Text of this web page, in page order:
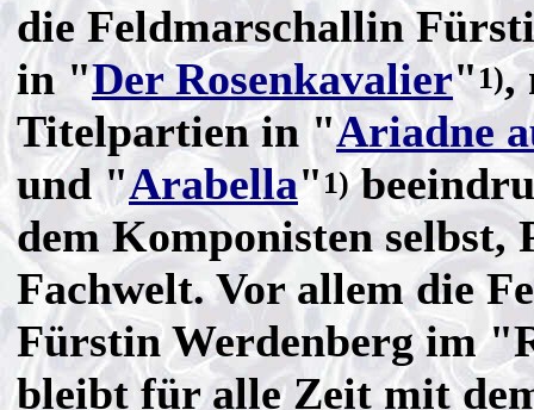
die Feldmarschallin
in "Der Rosenkavalier"1),
Titelpartien in "Ariadne
und "Arabella" 1)
dem Komponisten selbst,
Fachwelt. Vor allem die
Fürstin Werdenberg im
bleibt für alle Zeit mit